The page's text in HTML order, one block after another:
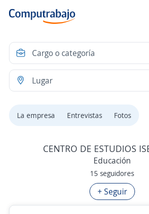
La empresa Entrevistas Fotos
CENTRO DE ESTUDIOS
Educación
15 seguidores
+ Seguir